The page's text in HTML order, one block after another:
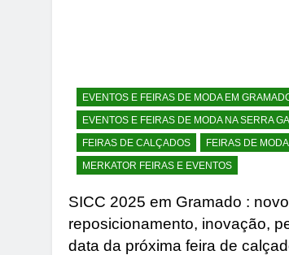
EVENTOS E FEIRAS DE MODA EM
EVENTOS E FEIRAS DE MODA NA SERRA
FEIRAS DE CALÇADOS
FEIRAS DE
MERKATOR FEIRAS E EVENTOS
SICC 2025 em Gramado :
reposicionamento, inovação,
data da próxima feira de